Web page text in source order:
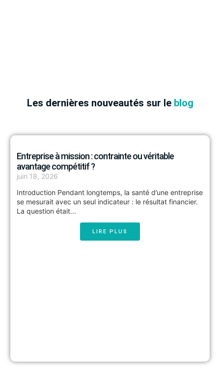
Les dernières nouveautés sur le blog
Entreprise à mission : contrainte ou véritable
avantage compétitif ?
juin 18, 2026
Introduction Pendant longtemps, la santé d’une entreprise
se mesurait avec un seul indicateur : le résultat financier.
La question était...
LIRE PLUS